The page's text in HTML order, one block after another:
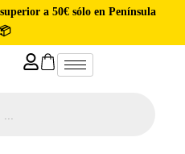
a 50€ sólo en Península